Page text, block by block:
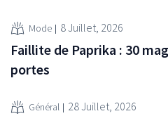
Mode 8 Juillet, 2026
Faillite de Paprika : 30
portes
Général 28 Juillet, 2026